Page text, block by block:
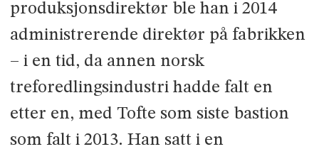
produksjonsdirektør ble han i 2014
administrerende direktør på fabrikken
– i en tid, da annen norsk
treforedlingsindustri hadde falt en
etter en, med Tofte som siste bastion
som falt i 2013. Han satt i en